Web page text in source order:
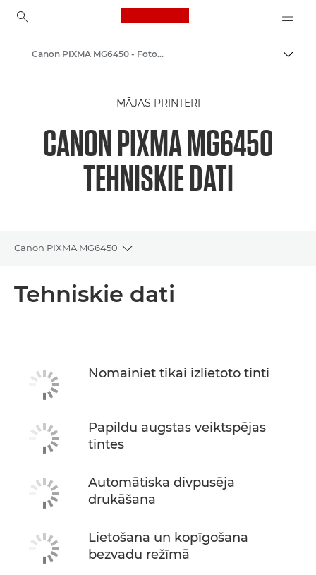
Canon Logo, back to
Canon PIXMA MG6450 - Fotoattēlu strūklprinteri
MĀJAS PRINTERI
CANON PIXMA MG6450
TEHNISKIE DATI
Canon PIXMA MG6450
Toggle breadcrumbs
PĒRCIET TINTI
Tehniskie dati
Nomainiet tikai izlietoto tinti
Papildu augstas veiktspējas
tintes
Automātiska divpusēja
drukāšana
Lietošana un kopīgošana
bezvadu režīmā